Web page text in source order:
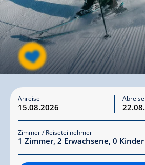
Anreise Abreise
Zimmer / Reiseteilnehmer
1 Zimmer, 2 Erwachsene, 0 Kinder